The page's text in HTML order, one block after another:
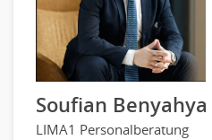
Human Resources
Personal Leitung, Teamleitung
rec2rec
Recruiting, Personalmarketing
Referent
Anwaltschaft
Transport & Logistik
Unternehmensberatung
Versicherungen
Soufian Benyahya
LIMA1 Personalberatung